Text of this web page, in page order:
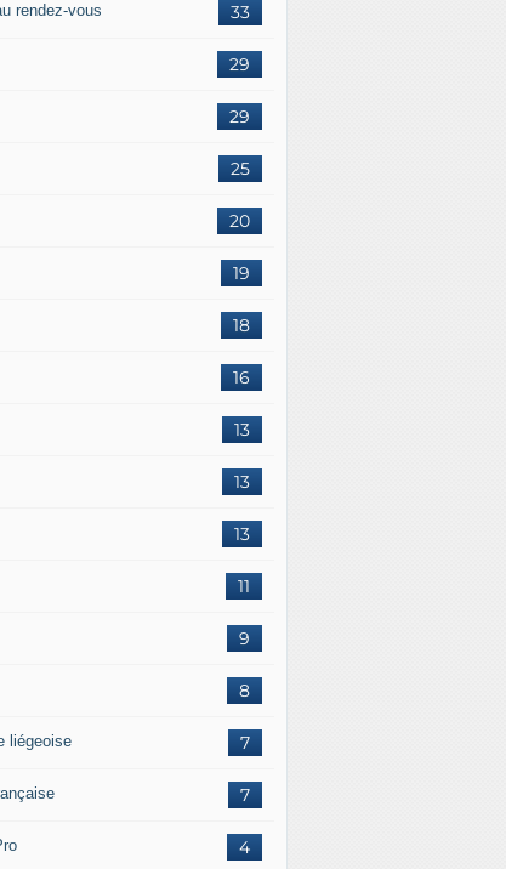
33
rendez-vous
29
29
25
20
19
18
16
13
13
13
11
9
8
7
liégeoise
7
4